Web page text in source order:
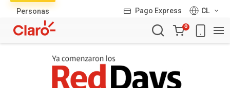
Personas Pago Express
CL
Carro
de
0
productos